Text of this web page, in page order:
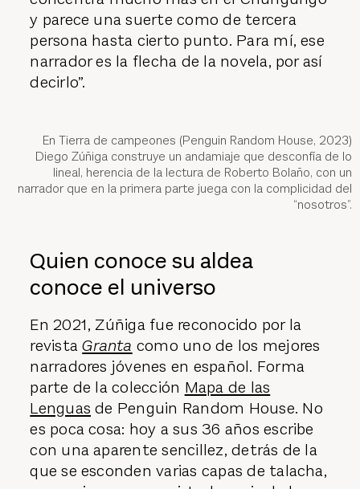
y parece una suerte como de tercera
persona hasta cierto punto. Para mí, ese
narrador es la flecha de la novela, por así
decirlo”.
En Tierra de campeones (Penguin Random House, 2023)
Diego Zúñiga construye un andamiaje que desconfía de lo
lineal, herencia de la lectura de Roberto Bolaño, con un
narrador que en la primera parte juega con la complicidad del
“nosotros”.
Quien conoce su aldea
conoce el universo
En 2021, Zúñiga fue reconocido por la
revistaGranta como uno de los mejores
narradores jóvenes en español. Forma
parte de la colección Mapa de las
Lenguas de Penguin Random House. No
es poca cosa: hoy a sus 36 años escribe
con una aparente sencillez, detrás de la
que se esconden varias capas de talacha,